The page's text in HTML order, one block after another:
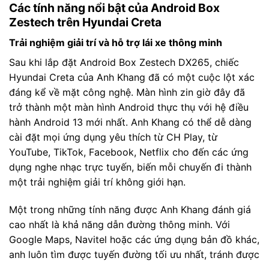
Các tính năng nổi bật của Android Box
Zestech trên Hyundai Creta
Trải nghiệm giải trí và hỗ trợ lái xe thông minh
Sau khi lắp đặt Android Box Zestech DX265, chiếc
Hyundai Creta của Anh Khang đã có một cuộc lột xác
đáng kể về mặt công nghệ. Màn hình zin giờ đây đã
trở thành một màn hình Android thực thụ với hệ điều
hành Android 13 mới nhất. Anh Khang có thể dễ dàng
cài đặt mọi ứng dụng yêu thích từ CH Play, từ
YouTube, TikTok, Facebook, Netflix cho đến các ứng
dụng nghe nhạc trực tuyến, biến mỗi chuyến đi thành
một trải nghiệm giải trí không giới hạn.
Một trong những tính năng được Anh Khang đánh giá
cao nhất là khả năng dẫn đường thông minh. Với
Google Maps, Navitel hoặc các ứng dụng bản đồ khác,
anh luôn tìm được tuyến đường tối ưu nhất, tránh được